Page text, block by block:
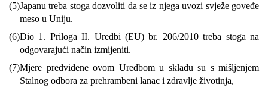
(5)Japanu treba stoga dozvoliti da se iz njega uvozi svježe goveđe
meso u Uniju.
(6)Dio 1. Priloga II. Uredbi (EU) br. 206/2010 treba stoga na
odgovarajući način izmijeniti.
(7)Mjere predviđene ovom Uredbom u skladu su s mišljenjem
Stalnog odbora za prehrambeni lanac i zdravlje životinja,